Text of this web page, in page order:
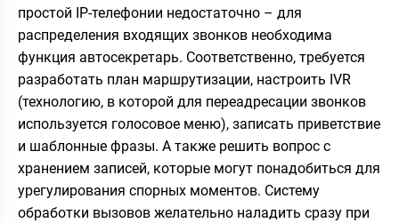
простой IP-телефонии недостаточно – для
распределения входящих звонков необходима
функция автосекретарь. Соответственно, требуется
разработать план маршрутизации, настроить IVR
(технологию, в которой для переадресации звонков
используется голосовое меню), записать приветствие
и шаблонные фразы. А также решить вопрос с
хранением записей, которые могут понадобиться для
урегулирования спорных моментов. Систему
обработки вызовов желательно наладить сразу при